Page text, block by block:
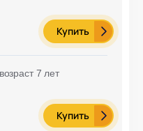
Купить
7 лет
Купить